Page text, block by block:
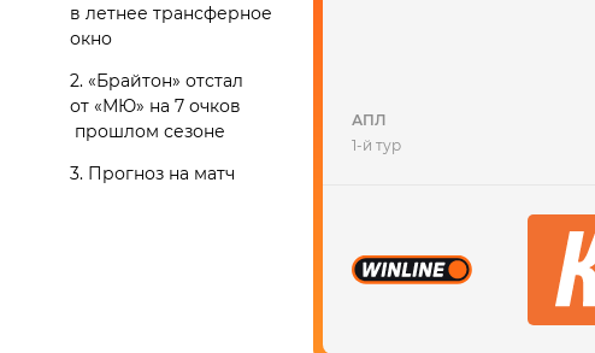
в летнее трансферное
окно
2. «Брайтон» отстал
от «МЮ» на 7 очков
прошлом сезоне
3. Прогноз на матч
АПЛ
1-й тур